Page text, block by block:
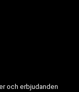
och erbjudanden